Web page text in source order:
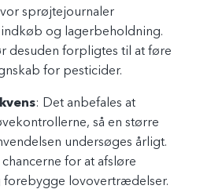
sprøjtejournaler
og lagerbeholdning.
desuden forpligtes til at føre
for pesticider.
: Det anbefales at
så en større
undersøges årligt.
for at afsløre
forebygge lovovertrædelser.